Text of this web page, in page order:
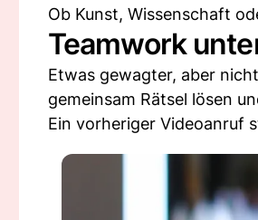
Ob Kunst, Wissenschaft
Teamwork
Etwas gewagter, aber
gemeinsam Rätsel lösen
Ein vorheriger Videoanruf